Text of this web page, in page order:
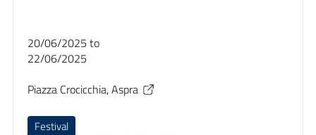
20/06/2025 to
22/06/2025
Piazza Crocicchia, Aspra
Festival